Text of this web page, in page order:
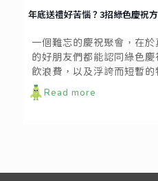
年底送禮好苦惱？3招綠色慶祝
一個難忘的慶祝聚會，在
的好朋友們都能認同綠色
飲浪費，以及浮誇而短暫
有一群心靈富足、值得深交
誼絕對會是長久而深遠的喔
Read more